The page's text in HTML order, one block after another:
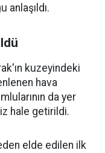
anlaşıldı.
kuzeyindeki
hava
da yer
hale getirildi.
elde edilen ilk